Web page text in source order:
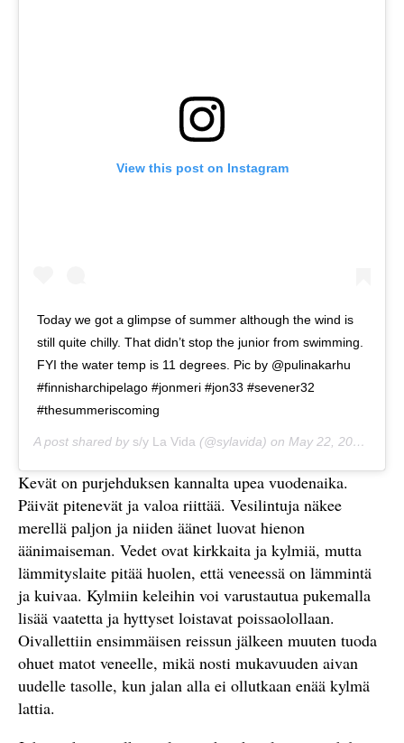
View this post on Instagram
Today we got a glimpse of summer although the wind is
still quite chilly. That didn’t stop the junior from swimming.
FYI the water temp is 11 degrees. Pic by @pulinakarhu
#finnisharchipelago #jonmeri #jon33 #sevener32
#thesummeriscoming
A post shared by s/y La Vida (@sylavida) on May 22, 2020 at 12:16pm PDT
Kevät on purjehduksen kannalta upea vuodenaika.
Päivät pitenevät ja valoa riittää. Vesilintuja näkee
merellä paljon ja niiden äänet luovat hienon
äänimaiseman. Vedet ovat kirkkaita ja kylmiä, mutta
lämmityslaite pitää huolen, että veneessä on lämmintä
ja kuivaa. Kylmiin keleihin voi varustautua pukemalla
lisää vaatetta ja hyttyset loistavat poissaolollaan.
Oivallettiin ensimmäisen reissun jälkeen muuten tuoda
ohuet matot veneelle, mikä nosti mukavuuden aivan
uudelle tasolle, kun jalan alla ei ollutkaan enää kylmä
lattia.